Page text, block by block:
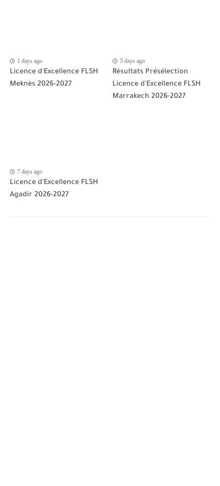
1 days ago
Licence d'Excellence FLSH
Meknès 2026-2027
5 days ago
Résultats Présélection
Licence d'Excellence FLSH
Marrakech 2026-2027
7 days ago
Licence d'Excellence FLSH
Agadir 2026-2027